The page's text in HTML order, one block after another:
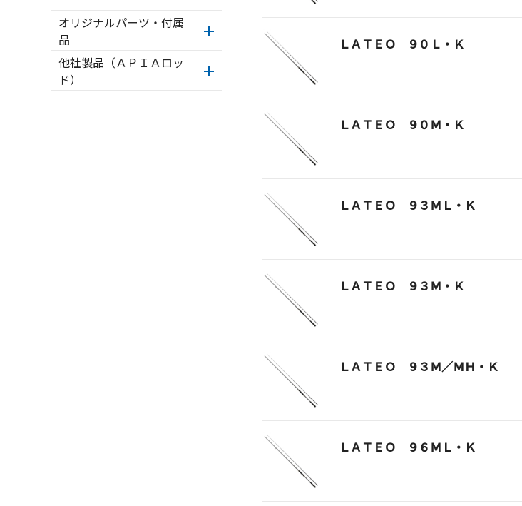
オリジナルパーツ・付属
品
他社製品（ＡＰＩＡロッ
ド）
ＬＡＴＥＯ ９０Ｌ・Ｋ
ＬＡＴＥＯ ９０Ｍ・Ｋ
ＬＡＴＥＯ ９３ＭＬ・Ｋ
ＬＡＴＥＯ ９３Ｍ・Ｋ
ＬＡＴＥＯ ９３Ｍ／ＭＨ・Ｋ
ＬＡＴＥＯ ９６ＭＬ・Ｋ